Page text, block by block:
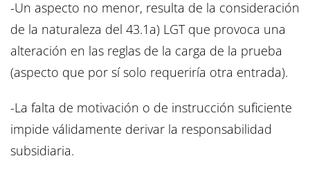
-Un aspecto no menor, resulta de la consideración
de la naturaleza del 43.1a) LGT que provoca una
alteración en las reglas de la carga de la prueba
(aspecto que por sí solo requeriría otra entrada).
-La falta de motivación o de instrucción suficiente
impide válidamente derivar la responsabilidad
subsidiaria.